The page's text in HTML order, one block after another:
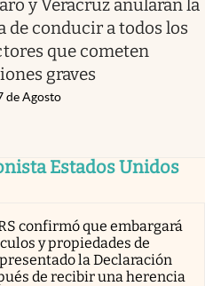
y Veracruz anularán la
de conducir a todos los
que cometen
graves
de Agosto
Estados Unidos
confirmó que embargará
y propiedades de
la Declaración
de recibir una herencia